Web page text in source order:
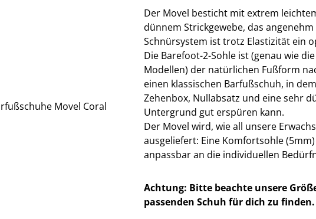
Der Movel besticht mit extrem
dünnem Strickgewebe, das
Schnürsystem ist trotz Elastizität ein
Die Barefoot-2-Sohle ist (genau wie
Modellen) der natürlichen Fußform
einen klassischen Barfußschuh, in
Zehenbox, Nullabsatz und eine sehr
Untergrund gut erspüren kann.
Der Movel wird, wie all unsere
ausgeliefert: Eine Komfortsohle
anpassbar an die individuellen
Achtung: Bitte beachte unsere
passenden Schuh für dich zu